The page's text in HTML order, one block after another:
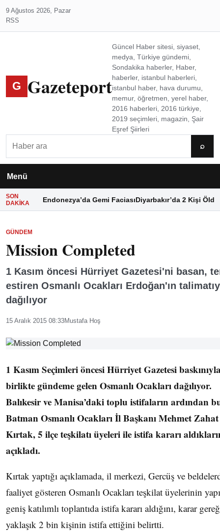
9 Ağustos 2026, Pazar
RSS
G Gazeteport
Güncel Haber sitesi, siyaset,
medya, Türkiye gündemi,
Sondakika haberler, Haber,
haberler, istanbul haberleri,
istanbul haber, hava durumu,
memur, öğretmen, yerel haber,
2016 haberleri, 2016 türkiye,
2019 seçimleri, magazin, Şair
Eşref Şiirleri
⌕
Menü
SON
DAKIKA
Endonezya’da Gemi FaciasıDiyarbakır’da 2 Kişi Öldü
GÜNDEM
Mission Completed
1 Kasım öncesi Hürriyet Gazetesi'ni basan,
estiren Osmanlı Ocakları Erdoğan'ın
dağılıyor
15 Aralık 2015 08:33Mustafa Hoş
1 Kasım Seçimleri öncesi Hürriyet Gazetesi
birlikte gündeme gelen Osmanlı Ocakları dağılıyor.
Balıkesir ve Manisa’daki toplu istifaların ardından
Batman Osmanlı Ocakları İl Başkanı Mehmet Zahat
Kırtak, 5 ilçe teşkilatı üyeleri ile istifa kararı
açıkladı.
Kırtak yaptığı açıklamada, il merkezi, Gercüş ve
faaliyet gösteren Osmanlı Ocakları teşkilat üyelerinin
geniş katılımlı toplantıda istifa kararı aldığını, karar
yaklaşık 2 bin kişinin istifa ettiğini belirtti.